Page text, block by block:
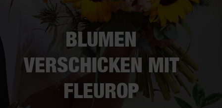
BLUMEN
VERSCHICKEN MIT
FLEUROP